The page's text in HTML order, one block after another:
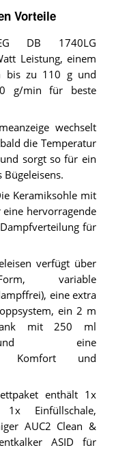
Vorteile
DB 1740LG
Leistung, einem
bis zu 110 g und
g/min für beste
wechselt
die Temperatur
sorgt so für ein
Bügeleisens.
Keramiksohle mit
hervorragende
für
verfügt über
variable
eine extra
ein 2 m
mit 250 ml
und eine
Komfort und
enthält 1x
Einfüllschale,
AUC2 Clean &
ASID für